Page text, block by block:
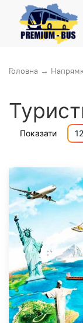
Головна →
Показати 12